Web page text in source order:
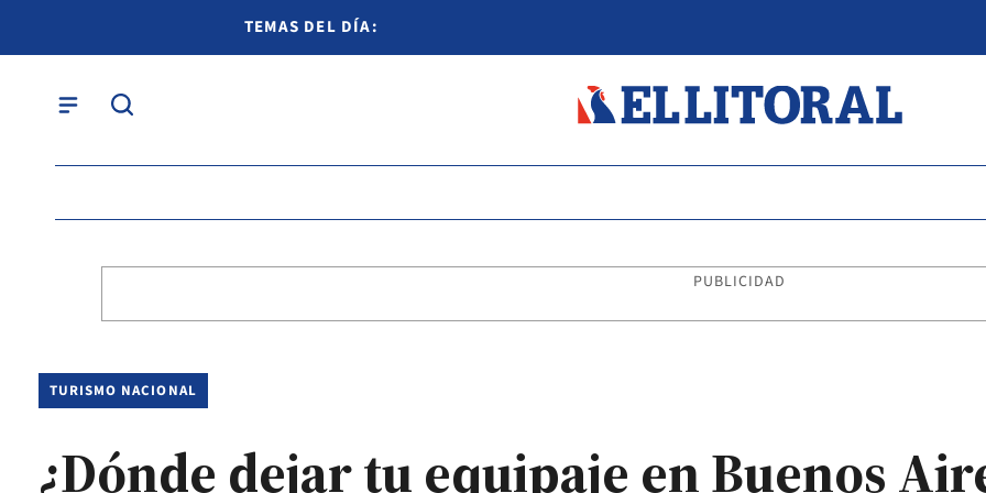
TEMAS DEL DÍA:
PUBLICIDAD
TURISMO NACIONAL
¿Dónde dejar tu equipaje en Buenos